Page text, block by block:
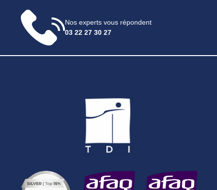
Nos experts vous répondent
03 22 27 30 27